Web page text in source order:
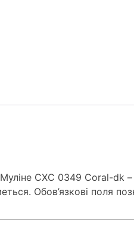
СХС 0349 Coral-dk
Обов’язкові поля